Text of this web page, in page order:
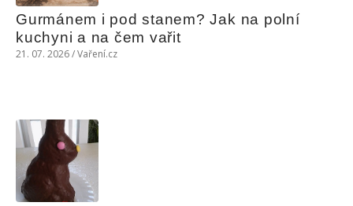
Gurmánem i pod stanem? Jak na polní
kuchyni a na čem vařit
21. 07. 2026 / Vaření.cz